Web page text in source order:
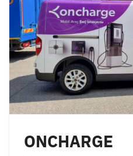
ONCHARGE